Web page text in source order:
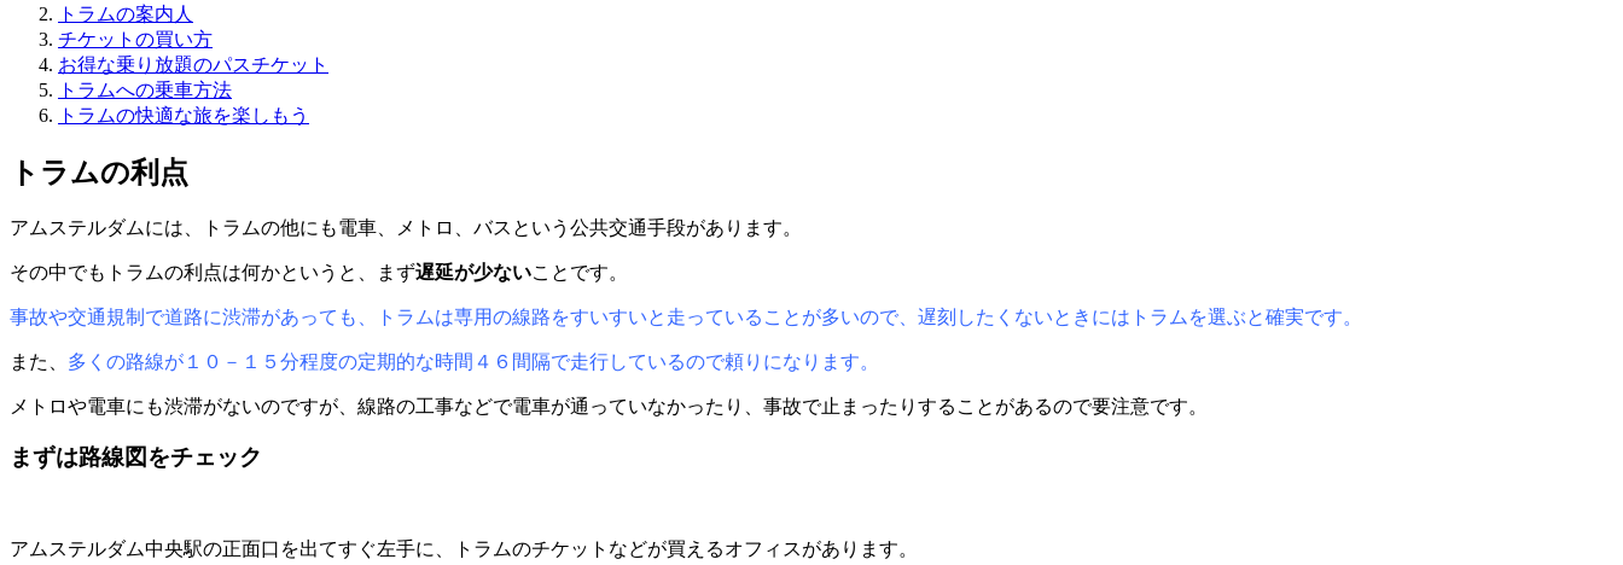
トラムの案内人
チケットの買い方
お得な乗り放題のパスチケット
トラムへの乗車方法
トラムの快適な旅を楽しもう
トラムの利点
アムステルダムには、トラムの他にも電車、メトロ、バスという公共交通手段があります。
その中でもトラムの利点は何かというと、まず遅延が少ないことです。
事故や交通規制で道路に渋滞があっても、トラムは専用の線路をすいすいと走っていることが多いので、遅刻したくないときにはトラムを選ぶと確実です。
また、 多くの路線が１０－１５分程度の定期的な時間４６間隔で走行しているので頼りになります。
メトロや電車にも渋滞がないのですが、線路の工事などで電車が通っていなかったり、事故で止まったりすることがあるので要注意です。
まずは路線図をチェック
アムステルダム中央駅の正面口を出てすぐ左手に、トラムのチケットなどが買えるオフィスがあります。